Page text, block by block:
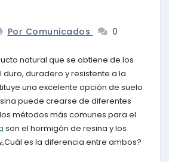
Por Comunicados
0
natural que se obtiene de los
duro, duradero y resistente a la
una excelente opción de suelo
puede crearse de diferentes
métodos más comunes para el
son el hormigón de resina y los
es la diferencia entre ambos?